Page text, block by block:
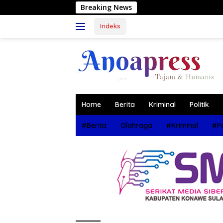
ke
Breaking News
Indeks
Home Berita Kriminal Politik
#Berita Olahraga #Kriminal